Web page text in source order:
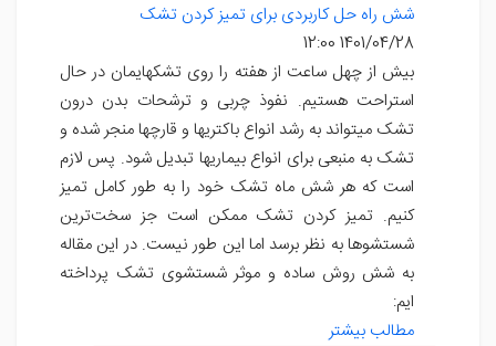
شش راه حل کاربردی برای تمیز کردن تشک
1401/04/28 12:00
بیش از چهل ساعت از هفته را روی تشکهایمان در حال
استراحت هستیم. نفوذ چربی و ترشحات بدن درون
تشک میتواند به رشد انواع باکتریها و قارچها منجر شده و
تشک به منبعی برای انواع بیماریها تبدیل شود. پس لازم
است که هر شش ماه تشک خود را به طور کامل تمیز
کنیم. تمیز کردن تشک ممکن است جز سخت‌ترین
شستشوها به نظر برسد اما این طور نیست. در این مقاله
به شش روش ساده و موثر شستشوی تشک پرداخته
ایم:
مطالب بیشتر